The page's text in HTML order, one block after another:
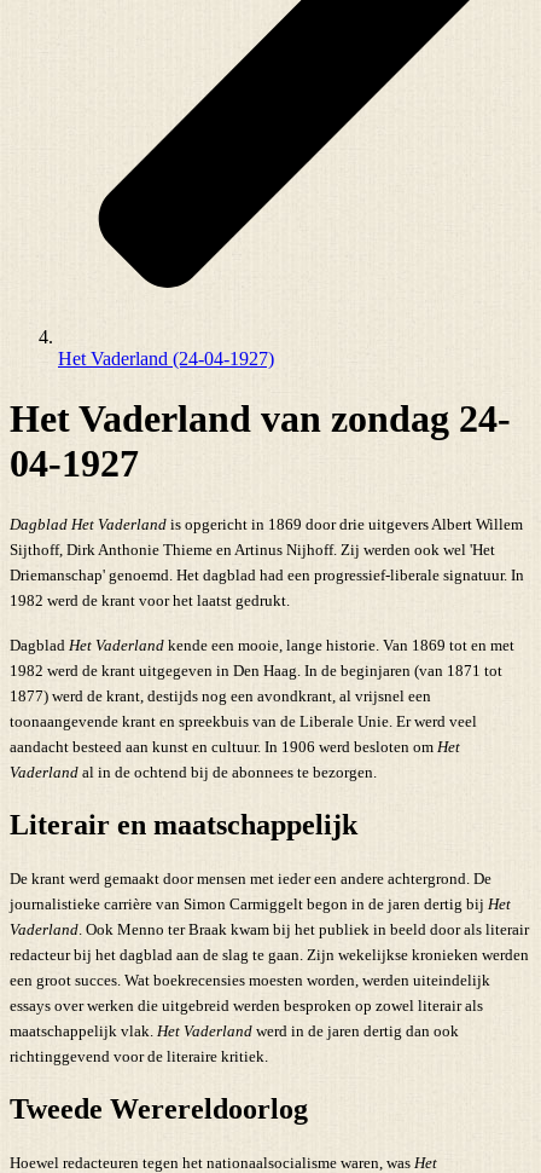
Het Vaderland (24-04-1927)
Het Vaderland van zondag 24-
04-1927
Dagblad Het Vaderland is opgericht in 1869 door drie uitgevers Albert Willem
Sijthoff, Dirk Anthonie Thieme en Artinus Nijhoff. Zij werden ook wel 'Het
Driemanschap' genoemd. Het dagblad had een progressief-liberale signatuur. In
1982 werd de krant voor het laatst gedrukt.
Dagblad Het Vaderland kende een mooie, lange historie. Van 1869 tot en met
1982 werd de krant uitgegeven in Den Haag. In de beginjaren (van 1871 tot
1877) werd de krant, destijds nog een avondkrant, al vrijsnel een
toonaangevende krant en spreekbuis van de Liberale Unie. Er werd veel
aandacht besteed aan kunst en cultuur. In 1906 werd besloten om Het
Vaderland al in de ochtend bij de abonnees te bezorgen.
Literair en maatschappelijk
De krant werd gemaakt door mensen met ieder een andere achtergrond. De
journalistieke carrière van Simon Carmiggelt begon in de jaren dertig bij Het
Vaderland . Ook Menno ter Braak kwam bij het publiek in beeld door als literair
redacteur bij het dagblad aan de slag te gaan. Zijn wekelijkse kronieken werden
een groot succes. Wat boekrecensies moesten worden, werden uiteindelijk
essays over werken die uitgebreid werden besproken op zowel literair als
maatschappelijk vlak. Het Vaderland werd in de jaren dertig dan ook
richtinggevend voor de literaire kritiek.
Tweede Werereldoorlog
Hoewel redacteuren tegen het nationaalsocialisme waren, was Het